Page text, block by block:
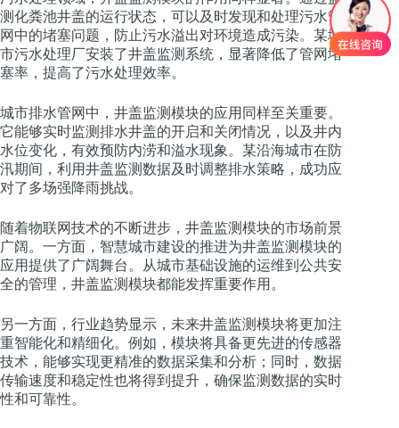
测化粪池井盖的运行状态，可以及时发现和处理污水管
网中的堵塞问题，防止污水溢出对环境造成污染。某城
市污水处理厂安装了井盖监测系统，显著降低了管网堵
塞率，提高了污水处理效率。
城市排水管网中，井盖监测模块的应用同样至关重要。
它能够实时监测排水井盖的开启和关闭情况，以及井内
水位变化，有效预防内涝和溢水现象。某沿海城市在防
汛期间，利用井盖监测数据及时调整排水策略，成功应
对了多场强降雨挑战。
随着物联网技术的不断进步，井盖监测模块的市场前景
广阔。一方面，智慧城市建设的推进为井盖监测模块的
应用提供了广阔舞台。从城市基础设施的运维到公共安
全的管理，井盖监测模块都能发挥重要作用。
另一方面，行业趋势显示，未来井盖监测模块将更加注
重智能化和精细化。例如，模块将具备更先进的传感器
技术，能够实现更精准的数据采集和分析；同时，数据
传输速度和稳定性也将得到提升，确保监测数据的实时
性和可靠性。